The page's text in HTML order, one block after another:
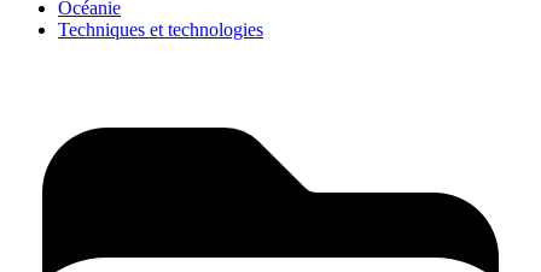
Océanie
Techniques et technologies